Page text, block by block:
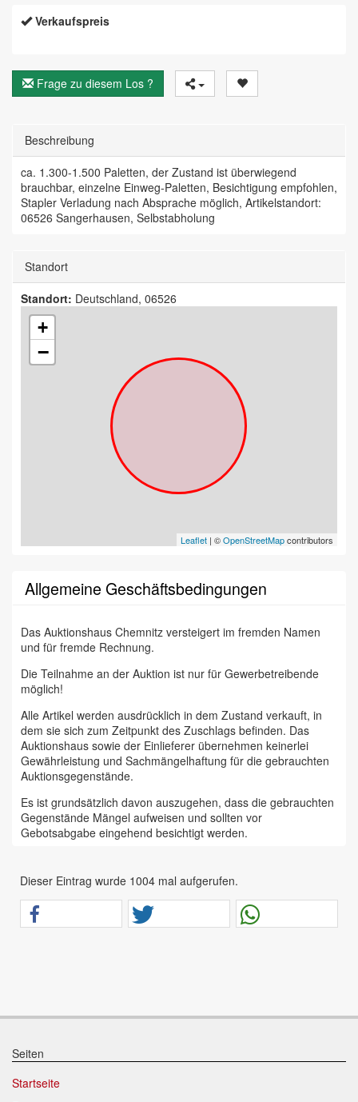
Verkaufspreis
Frage zu diesem Los ?
Beschreibung
ca. 1.300-1.500 Paletten, der Zustand ist überwiegend
brauchbar, einzelne Einweg-Paletten, Besichtigung empfohlen,
Stapler Verladung nach Absprache möglich, Artikelstandort:
06526 Sangerhausen, Selbstabholung
Standort
Standort: Deutschland, 06526
+
−
Leaflet | ©OpenStreetMapcontributors
Allgemeine Geschäftsbedingungen
Das Auktionshaus Chemnitz versteigert im fremden Namen
und für fremde Rechnung.
Die Teilnahme an der Auktion ist nur für Gewerbetreibende
möglich!
Alle Artikel werden ausdrücklich in dem Zustand verkauft, in
dem sie sich zum Zeitpunkt des Zuschlags befinden. Das
Auktionshaus sowie der Einlieferer übernehmen keinerlei
Gewährleistung und Sachmängelhaftung für die gebrauchten
Auktionsgegenstände.
Es ist grundsätzlich davon auszugehen, dass die gebrauchten
Gegenstände Mängel aufweisen und sollten vor
Gebotsabgabe eingehend besichtigt werden.
dass sämtliche zum Verkauf stehende Artikel ungeprüft sind.
Bei allen zum Verkauf stehenden Fahrzeugen und Maschinen
ist davon auszugehen, dass diese bereits einen nicht
unerheblichen Vorschaden erlitten haben.
Wir weisen eindringlich darauf hin, dass Gebote nur
einverstanden sind und diese bedingungslos akzeptieren.
Mehrwertsteuer für Präsenzauktionen in unseren
Dieser Eintrag wurde 1004 mal aufgerufen.
Seiten
Startseite